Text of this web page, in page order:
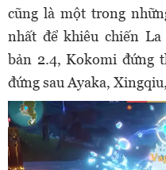
cũng là một trong
nhất để khiêu chiến
bản 2.4, Kokomi đứng
đứng sau Ayaka,